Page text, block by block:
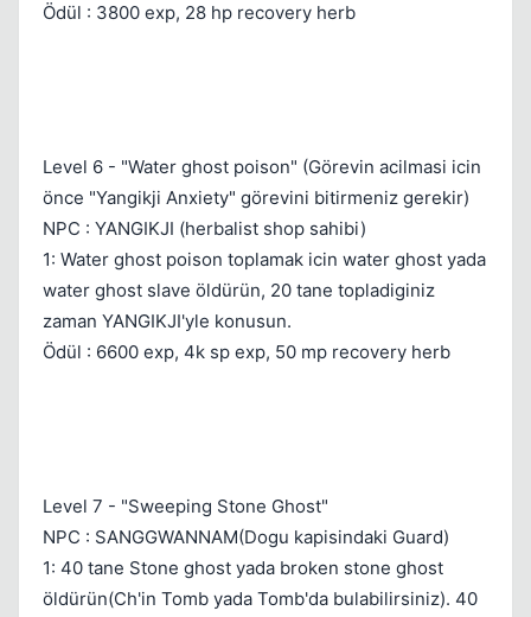
Ödül : 3800 exp, 28 hp recovery herb
Level 6 - "Water ghost poison" (Görevin acilmasi icin
önce "Yangikji Anxiety" görevini bitirmeniz gerekir)
NPC : YANGIKJI (herbalist shop sahibi)
1: Water ghost poison toplamak icin water ghost yada
water ghost slave öldürün, 20 tane topladiginiz
zaman YANGIKJI'yle konusun.
Ödül : 6600 exp, 4k sp exp, 50 mp recovery herb
Level 7 - "Sweeping Stone Ghost"
NPC : SANGGWANNAM(Dogu kapisindaki Guard)
1: 40 tane Stone ghost yada broken stone ghost
öldürün(Ch'in Tomb yada Tomb'da bulabilirsiniz). 40